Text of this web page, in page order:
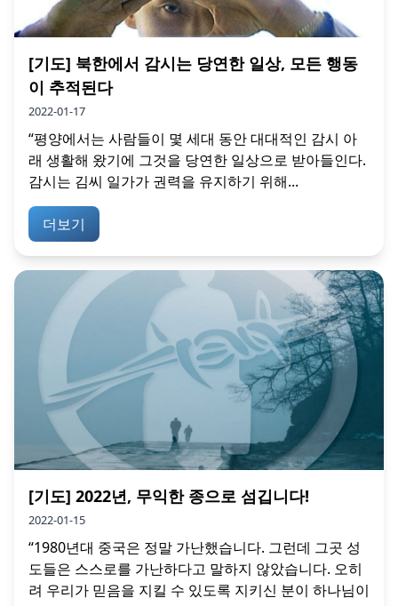
[기도] 북한에서 감시는 당연한 일상, 모든 행동
이 추적된다
2022-01-17
“평양에서는 사람들이 몇 세대 동안 대대적인 감시 아
래 생활해 왔기에 그것을 당연한 일상으로 받아들인다.
감시는 김씨 일가가 권력을 유지하기 위해...
더보기
[기도] 2022년, 무익한 종으로 섬깁니다!
2022-01-15
“1980년대 중국은 정말 가난했습니다. 그런데 그곳 성
도들은 스스로를 가난하다고 말하지 않았습니다. 오히
려 우리가 믿음을 지킬 수 있도록 지키신 분이 하나님이